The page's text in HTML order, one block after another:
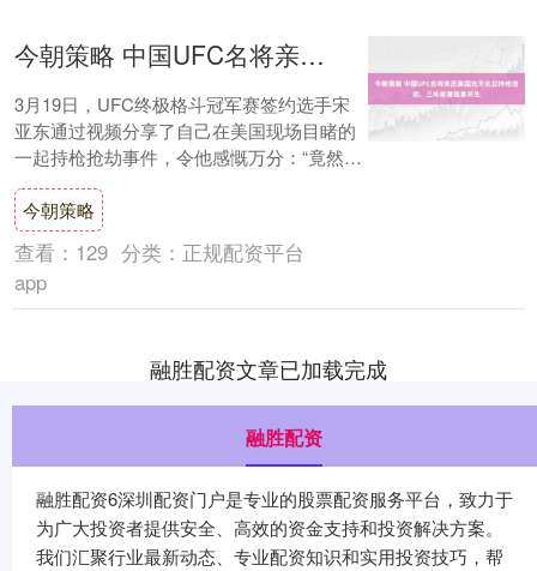
今朝策略 中国UFC名将亲历美国光天化日持枪抢劫，三年前曾险象环生
3月19日，UFC终极格斗冠军赛签约选手宋
亚东通过视频分享了自己在美国现场目睹的
一起持枪抢劫事件，令他感慨万分：“竟然在
大白天亲眼看到抢劫，难道这里的治安真这
么....
今朝策略
查看： 129 分类： 正规配资平台
app
融胜配资文章已加载完成
融胜配资
融胜配资6深圳配资门户是专业的股票配资服务平台，致力于
为广大投资者提供安全、高效的资金支持和投资解决方案。
我们汇聚行业最新动态、专业配资知识和实用投资技巧，帮